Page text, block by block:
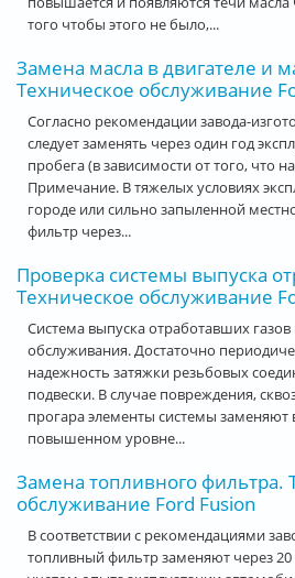
того чтобы этого не было,...
Замена масла в двигателе и
Техническое обслуживание
Согласно рекомендации завода-
следует заменять через один год
пробега (в зависимости от того, что
Примечание. В тяжелых условиях
городе или сильно запыленной
фильтр через...
Проверка системы выпуска
Техническое обслуживание
Система выпуска отработавших
обслуживания. Достаточно
надежность затяжки резьбовых
подвески. В случае повреждения,
прогара элементы системы
повышенном уровне...
Замена топливного фильтра.
обслуживание Ford Fusion
В соответствии с рекомендациями
топливный фильтр заменяют через